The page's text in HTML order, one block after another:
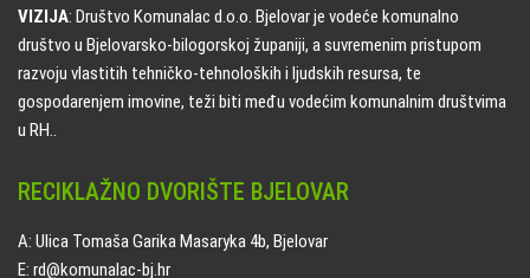
VIZIJA: Društvo Komunalac d.o.o. Bjelovar je vodeće komunalno
društvo u Bjelovarsko-bilogorskoj županiji, a suvremenim pristupom
razvoju vlastitih tehničko-tehnoloških i ljudskih resursa, te
gospodarenjem imovine, teži biti među vodećim komunalnim društvima
u RH..
RECIKLAŽNO DVORIŠTE BJELOVAR
A: Ulica Tomaša Garika Masaryka 4b, Bjelovar
E: rd@komunalac-bj.hr